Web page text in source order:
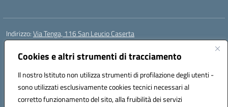
Cookies e altri strumenti di tracciamento
Il nostro Istituto non utilizza strumenti di profilazione degli utenti -
sono utilizzati esclusivamente cookies tecnici necessari al
corretto funzionamento del sito, alla fruibilità dei servizi
Indirizzo:Via Tenga, 116 San Leucio Caserta
Centralino:
Posta elettronica certificata (PEC):ceis042009@pec.istruzione.it
Codice fiscale: 93098380616
Codice meccanografico:CEIS042009
Codice Indice delle Pubbliche Amministrazioni (IPA): islasleu